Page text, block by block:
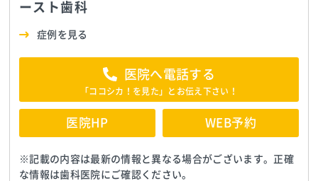
ースト歯科
症例を見る
医院へ電話する
「ココシカ！を見た」とお伝え下さい！
医院HP WEB予約
※記載の内容は最新の情報と異なる場合がございます。正確
な情報は歯科医院にご確認ください。